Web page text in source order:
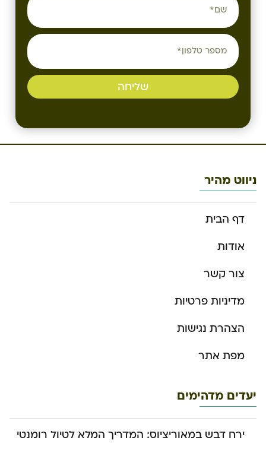
שליחה
ניווט מהיר
דף הבית
אודות
צור קשר
מדיניות פרטיות
הצהרת נגישות
מפת אתר
יעדים מדהימים
ירח דבש במאוריציוס: המדריך המלא לטיול רומנטי